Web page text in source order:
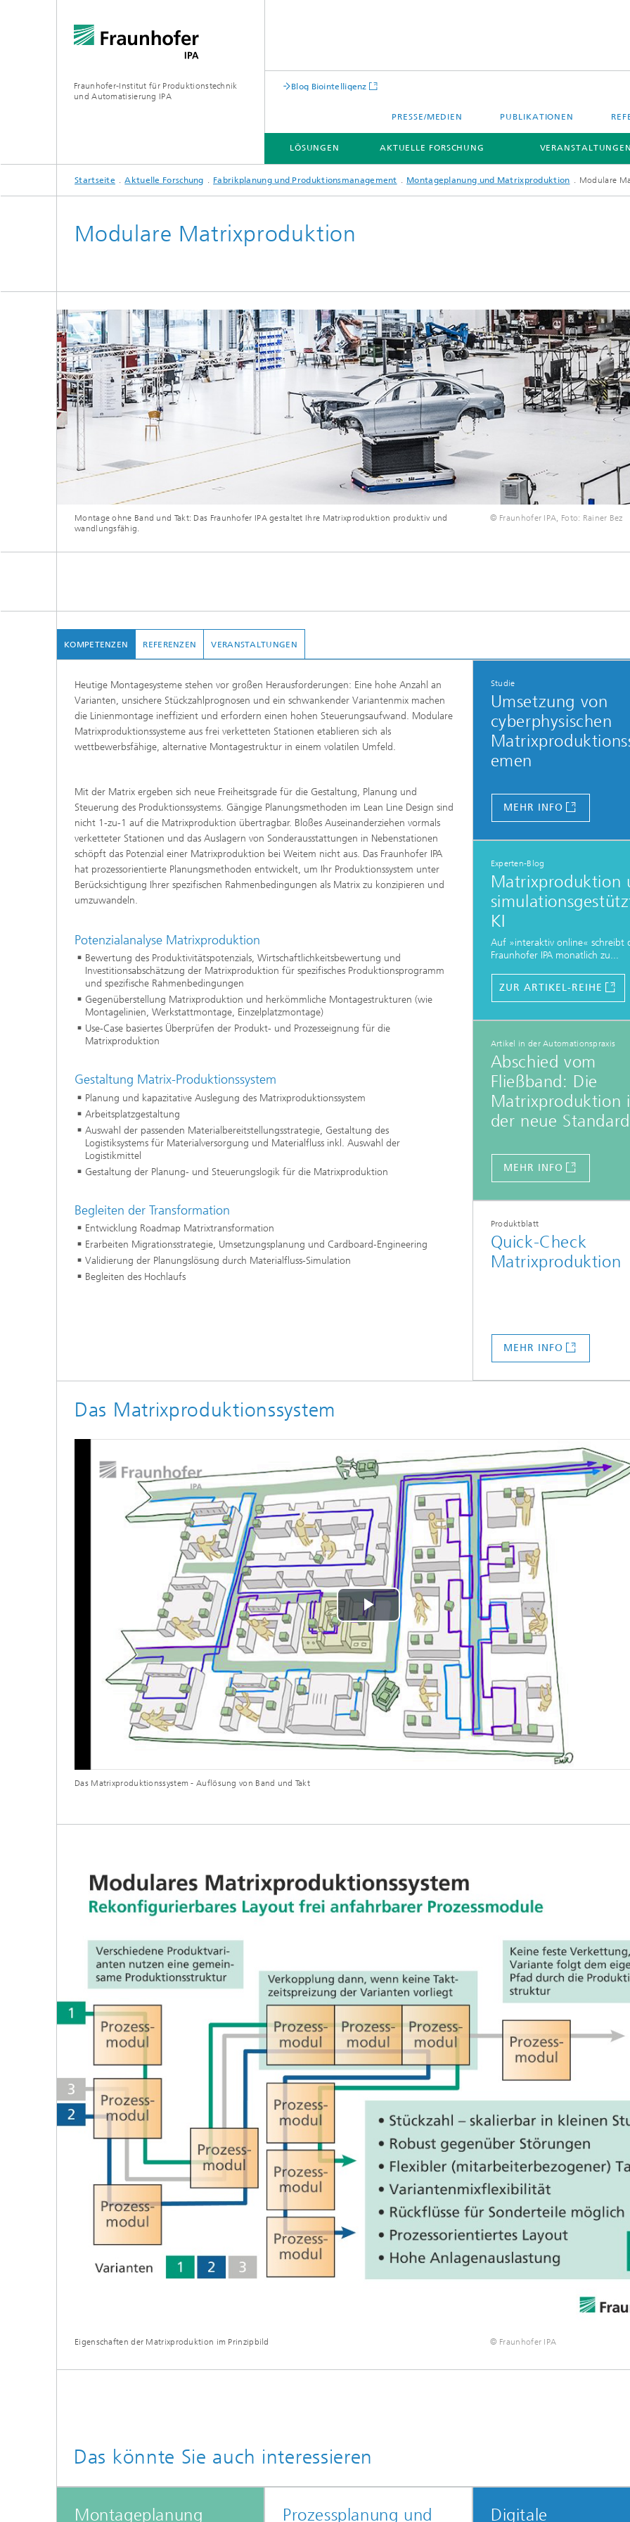
Fraunhofer-Institut für Produktionstechnik
und Automatisierung IPA
Blog Biointelligenz
PRESSE/MEDIEN PUBLIKATIONEN
LÖSUNGEN AKTUELLE FORSCHUNG
Startseite Aktuelle Forschung Fabrikplanung und Produktionsmanagement Montageplanung und Matrixproduktion Modulare
Modulare Matrixproduktion
© Fraunhofer IPA, Foto: Rainer Bez
Montage ohne Band und Takt: Das Fraunhofer IPA gestaltet Ihre Matrixproduktion produktiv und
wandlungsfähig.
KOMPETENZEN
Heutige Montagesysteme stehen vor großen Herausforderungen: Eine hohe Anzahl an
Varianten, unsichere Stückzahlprognosen und ein schwankender Variantenmix machen
die Linienmontage ineffizient und erfordern einen hohen Steuerungsaufwand. Modulare
Matrixproduktionssysteme aus frei verketteten Stationen etablieren sich als
wettbewerbsfähige, alternative Montagestruktur in einem volatilen Umfeld.
Mit der Matrix ergeben sich neue Freiheitsgrade für die Gestaltung, Planung und
Steuerung des Produktionssystems. Gängige Planungsmethoden im Lean Line Design sind
nicht 1-zu-1 auf die Matrixproduktion übertragbar. Bloßes Auseinanderziehen vormals
verketteter Stationen und das Auslagern von Sonderausstattungen in Nebenstationen
schöpft das Potenzial einer Matrixproduktion bei Weitem nicht aus. Das Fraunhofer IPA
hat prozessorientierte Planungsmethoden entwickelt, um Ihr Produktionssystem unter
Berücksichtigung Ihrer spezifischen Rahmenbedingungen als Matrix zu konzipieren und
umzuwandeln.
Potenzialanalyse Matrixproduktion
Bewertung des Produktivitätspotenzials, Wirtschaftlichkeitsbewertung und
Investitionsabschätzung der Matrixproduktion für spezifisches Produktionsprogramm
und spezifische Rahmenbedingungen
Gegenüberstellung Matrixproduktion und herkömmliche Montagestrukturen (wie
Montagelinien, Werkstattmontage, Einzelplatzmontage)
Use-Case basiertes Überprüfen der Produkt- und Prozesseignung für die
Matrixproduktion
Gestaltung Matrix-Produktionssystem
Planung und kapazitative Auslegung des Matrixproduktionssystem
Arbeitsplatzgestaltung
Auswahl der passenden Materialbereitstellungsstrategie, Gestaltung des
Logistiksystems für Materialversorgung und Materialfluss inkl. Auswahl der
Logistikmittel
Gestaltung der Planung- und Steuerungslogik für die Matrixproduktion
Begleiten der Transformation
Entwicklung Roadmap Matrixtransformation
Erarbeiten Migrationsstrategie, Umsetzungsplanung und Cardboard-Engineering
Validierung der Planungslösung durch Materialfluss-Simulation
Begleiten des Hochlaufs
Studie
Umsetzung von
cyberphysischen
emen
MEHR INFO
Experten-Blog
Matrixproduktion
KI
Auf »interaktiv online« schreibt
Fraunhofer IPA monatlich zu...
ZUR ARTIKEL-REIHE
Artikel in der Automationspraxis
Abschied vom
Fließband: Die
Matrixproduktion
der neue Standard
MEHR INFO
Produktblatt
Quick-Check
Matrixproduktion
MEHR INFO
Das Matrixproduktionssystem
Play
Video
Das Matrixproduktionssystem - Auflösung von Band und Takt
© Fraunhofer IPA
Eigenschaften der Matrixproduktion im Prinzipbild
Das könnte Sie auch interessieren
Montageplanung Prozessplanung und Digitale
REFERENZEN VERANSTALTUNGEN